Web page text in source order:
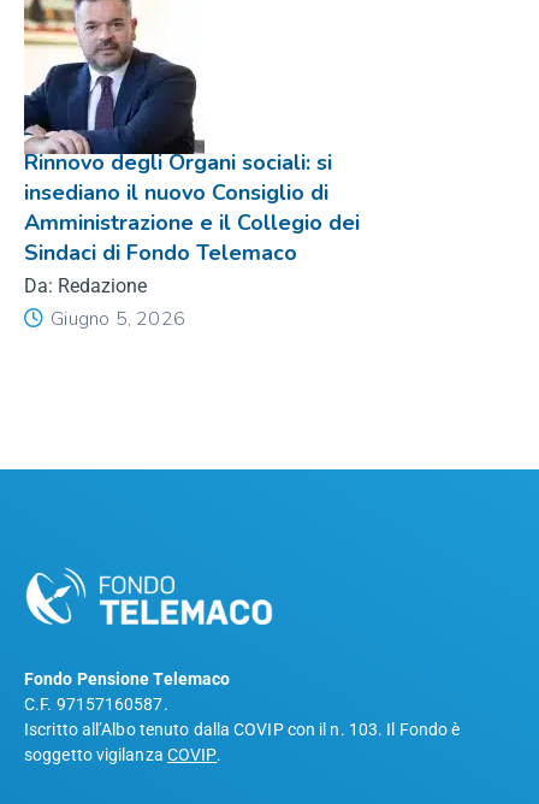
Rinnovo degli Organi sociali: si
insediano il nuovo Consiglio di
Amministrazione e il Collegio dei
Sindaci di Fondo Telemaco
Da: Redazione
Giugno 5, 2026
Fondo Pensione Telemaco
C.F. 97157160587.
Iscritto all’Albo tenuto dalla COVIP con il n. 103. Il Fondo è
soggetto vigilanza COVIP.